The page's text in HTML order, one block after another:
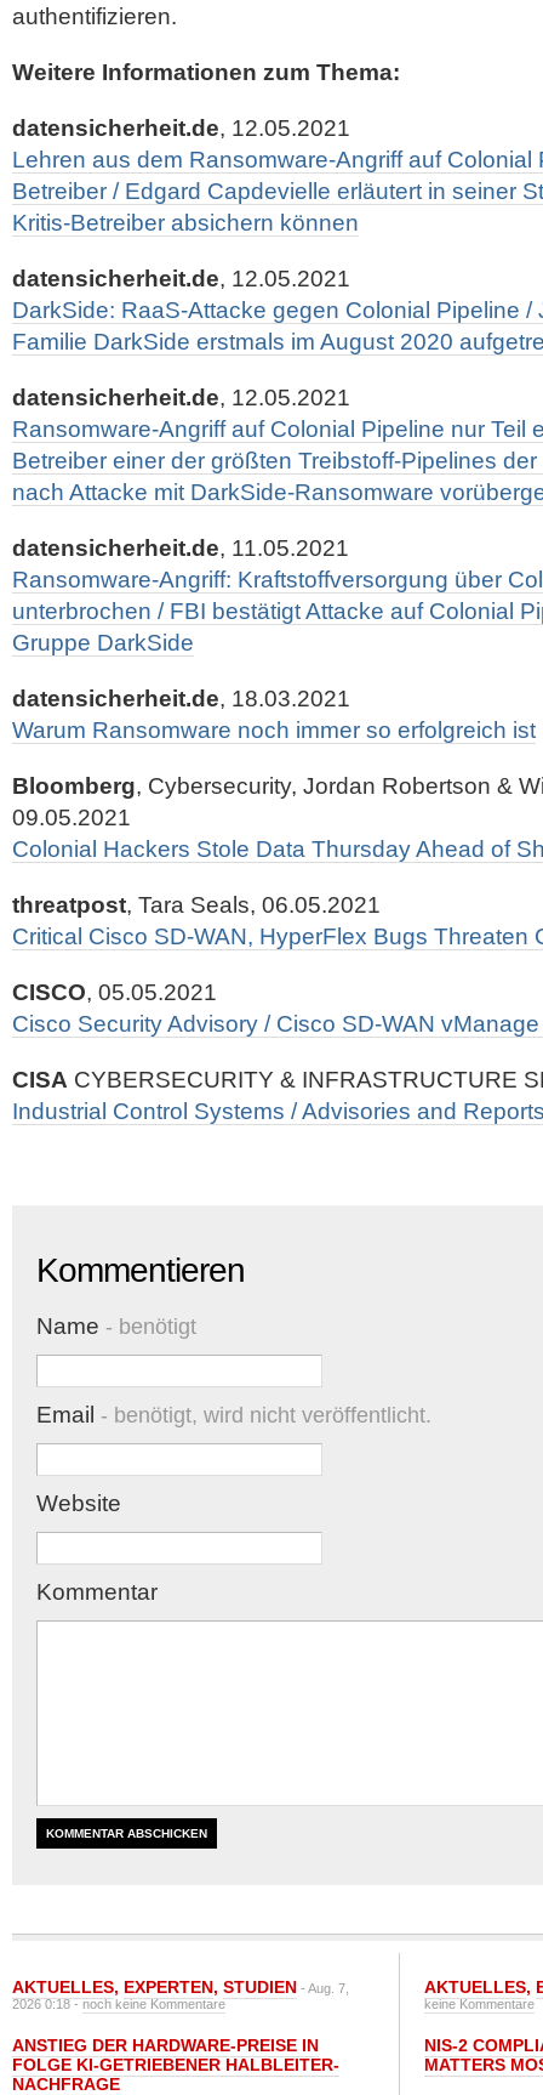
authentifizieren.
Weitere Informationen zum Thema:
datensicherheit.de, 12.05.2021
Lehren aus dem Ransomware-Angriff auf Colonial
Betreiber / Edgard Capdevielle erläutert in seiner
Kritis-Betreiber absichern können
datensicherheit.de, 12.05.2021
DarkSide: RaaS-Attacke gegen Colonial Pipeline /
Familie DarkSide erstmals im August 2020
datensicherheit.de, 12.05.2021
Ransomware-Angriff auf Colonial Pipeline nur Teil
Betreiber einer der größten Treibstoff-Pipelines
nach Attacke mit DarkSide-Ransomware
datensicherheit.de, 11.05.2021
Ransomware-Angriff: Kraftstoffversorgung über
unterbrochen / FBI bestätigt Attacke auf Colonial
Gruppe DarkSide
datensicherheit.de, 18.03.2021
Warum Ransomware noch immer so erfolgreich ist
Bloomberg, Cybersecurity, Jordan Robertson &
09.05.2021
Colonial Hackers Stole Data Thursday Ahead of
threatpost, Tara Seals, 06.05.2021
Critical Cisco SD-WAN, HyperFlex Bugs Threaten
CISCO, 05.05.2021
Cisco Security Advisory / Cisco SD-WAN
CISA CYBERSECURITY & INFRASTRUCTURE
Industrial Control Systems / Advisories and
Kommentieren
Name - benötigt
Email - benötigt, wird nicht veröffentlicht.
Website
Kommentar
AKTUELLES, EXPERTEN, STUDIEN - Aug. 7,
2026 0:18 -noch keine Kommentare
ANSTIEG DER HARDWARE-PREISE IN
FOLGE KI-GETRIEBENER HALBLEITER-
NACHFRAGE
AKTUELLES,
keine Kommentare
NIS-2
MATTERS